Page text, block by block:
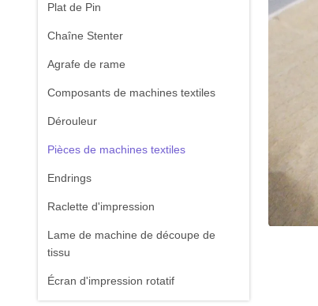
Plat de Pin
Chaîne Stenter
Agrafe de rame
Composants de machines textiles
Dérouleur
Pièces de machines textiles
Endrings
Raclette d'impression
Lame de machine de découpe de
tissu
Écran d'impression rotatif